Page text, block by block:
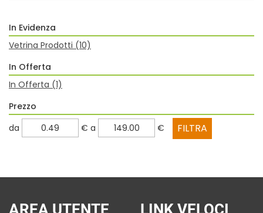
In Evidenza
Vetrina Prodotti (10)
In Offerta
In Offerta (1)
Prezzo
filtra
da € filtra
a €
AREA UTENTE LINK VELOCI